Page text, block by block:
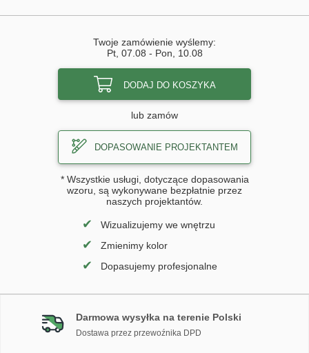
Twoje zamówienie wyślemy:
Pt, 07.08 - Pon, 10.08
DODAJ DO KOSZYKA
lub zamów
DOPASOWANIE PROJEKTANTEM
* Wszystkie usługi, dotyczące dopasowania
wzoru, są wykonywane bezpłatnie przez
naszych projektantów.
✔ Wizualizujemy we wnętrzu
✔ Zmienimy kolor
✔ Dopasujemy profesjonalne
Darmowa wysyłka na terenie Polski
Dostawa przez przewoźnika DPD